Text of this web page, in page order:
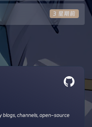
3 星期前
channels, open-source